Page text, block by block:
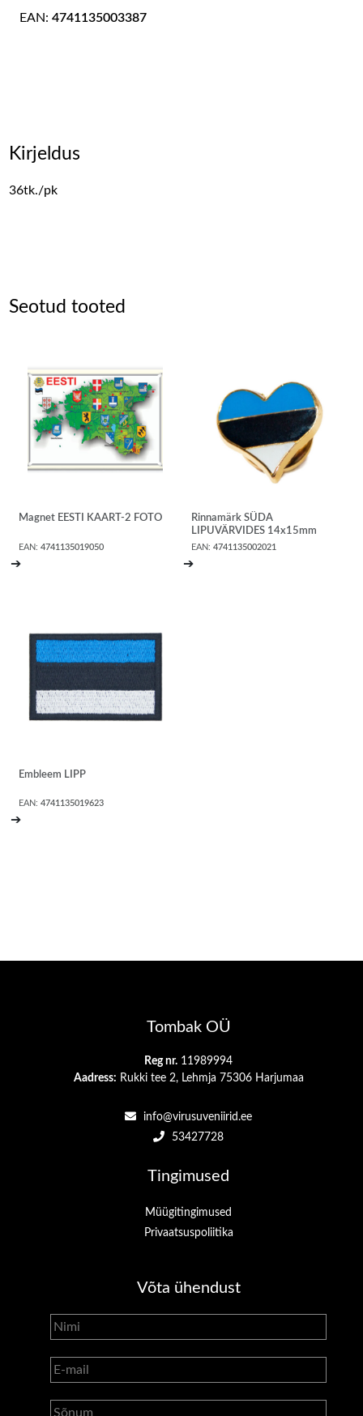
EAN: 4741135003387
Kirjeldus
36tk./pk
Seotud tooted
Magnet EESTI KAART-2 FOTO
EAN:4741135019050
➔
Rinnamärk SÜDA
LIPUVÄRVIDES 14x15mm
EAN:4741135002021
➔
Embleem LIPP
EAN:4741135019623
➔
Tombak OÜ
Reg nr. 11989994
Aadress: Rukki tee 2, Lehmja 75306 Harjumaa
info@virusuveniirid.ee
53427728
Tingimused
Müügitingimused
Privaatsuspoliitika
Võta ühendust